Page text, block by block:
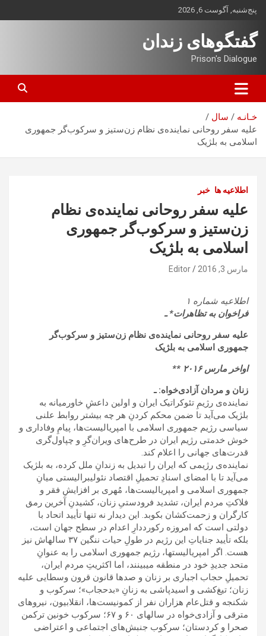
محتوا
بروید
پنج‌شنبه, آگوست 6, 2026
گفتگوهای زندان
Prison's Dialogue
خـانـه
سال
علیه سفر روحانی نماینده‌ی نظام زن‌ستیز و سرکوب‌گر جمهوری
اسلامی به بلژیک
اطلاعیه ها خبر
علیه سفر روحانی نماینده‌ی نظام
زن‌ستیز و سرکوب‌گر جمهوری
اسلامی به بلژیک
مارس 3, 2016 Editor
اطلاعیه شماره ۱
فراخوان به تظاهرات* ـ
علیه سفر روحانی نماینده‌ی نظام زن‌ستیز و سرکوب‌گر
جمهوری اسلامی به بلژیک
اواخر مارس ۲۰۱۶ **
زنان و مردان آزادی‌خواه: ـ
نماینده­‌ی رژیمِ تئوکراتیک ایران و اولین داعشِ خاورمیانه به
بلژیک می‌آید تا ضمن محکم کردنِ هر چه بیشتر روابط علنی
سیاسی رژیم جمهوری اسلامی با امپریالیست­‌ها، پیامِ وفاداری و
خوش­ خدمتی رژیم ایران در طرح­‌های ویران‌گرِ و چپاول‌گری
قدرت­‌های جهانی را اعلام کند.
نماینده­‌ی رژیمی که ایران را تبدیل به زندانِ ملل کرده، به بلژیک
می‌­آید تا با امضای اسنادِ تحمیلِ اقتصاد نئولیبرالیستی میانِ
جمهوری اسلامی و امپریالیست­‌ها، مُهری بر افزایشِ فقر و
فلاکتِ مردم ایران، تشدید فرودستیِ زنان، کشیدنِ آخرین رمق
کارگران و زحمت‌کشان بکوبد. این دیدار نه تنها تأیید اتحاد با
دولتی است که امروزه رکورددارِ اعدام در سطح جهان است،
بلکه تأیید جنایاتِ این رژیم در طولِ حیات ننگین ۳۷ ساله­اش نیز
هست. اگر امپریالیست­ها، رژیم جمهوری اسلامی را به عنوانِ
متحد جدیدِ خود در منطقه می­بینند، اما اکثریتِ مردم ایران،
تحمیلِ حجاب اجباری بر زنان و صدها قانون قرون وسطایی علیه
زنان؛ تیغ‌کشی و اسیدپاشی به زنانِ «بدحجاب»؛ سرکوب و
شکنجه­‌ و قتل‌عام هزاران نفر از کمونیست­‌ها، انقلابیون، نیروهای
مترقی و آزادی‌خواه در سال­های ۶۰ و ۶۷؛ سرکوب خونین ترکمن­‌
صحرا و کردستان؛ سرکوب جنبش‌های اجتماعی و اعتراضی